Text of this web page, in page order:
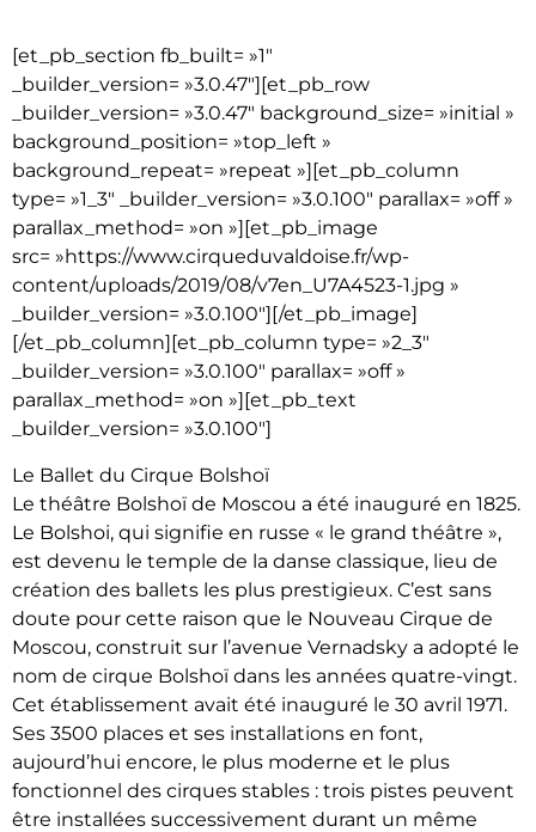
[et_pb_section fb_built= »1″
_builder_version= »3.0.47″][et_pb_row
_builder_version= »3.0.47″ background_size= »initial »
background_position= »top_left »
background_repeat= »repeat »][et_pb_column
type= »1_3″ _builder_version= »3.0.100″ parallax= »off »
parallax_method= »on »][et_pb_image
src= »https://www.cirqueduvaldoise.fr/wp-
content/uploads/2019/08/v7en_U7A4523-1.jpg »
_builder_version= »3.0.100″][/et_pb_image]
[/et_pb_column][et_pb_column type= »2_3″
_builder_version= »3.0.100″ parallax= »off »
parallax_method= »on »][et_pb_text
_builder_version= »3.0.100″]
Le Ballet du Cirque Bolshoï
Le théâtre Bolshoï de Moscou a été inauguré en 1825.
Le Bolshoi, qui signifie en russe « le grand théâtre »,
est devenu le temple de la danse classique, lieu de
création des ballets les plus prestigieux. C’est sans
doute pour cette raison que le Nouveau Cirque de
Moscou, construit sur l’avenue Vernadsky a adopté le
nom de cirque Bolshoï dans les années quatre-vingt.
Cet établissement avait été inauguré le 30 avril 1971.
Ses 3500 places et ses installations en font,
aujourd’hui encore, le plus moderne et le plus
fonctionnel des cirques stables : trois pistes peuvent
être installées successivement durant un même